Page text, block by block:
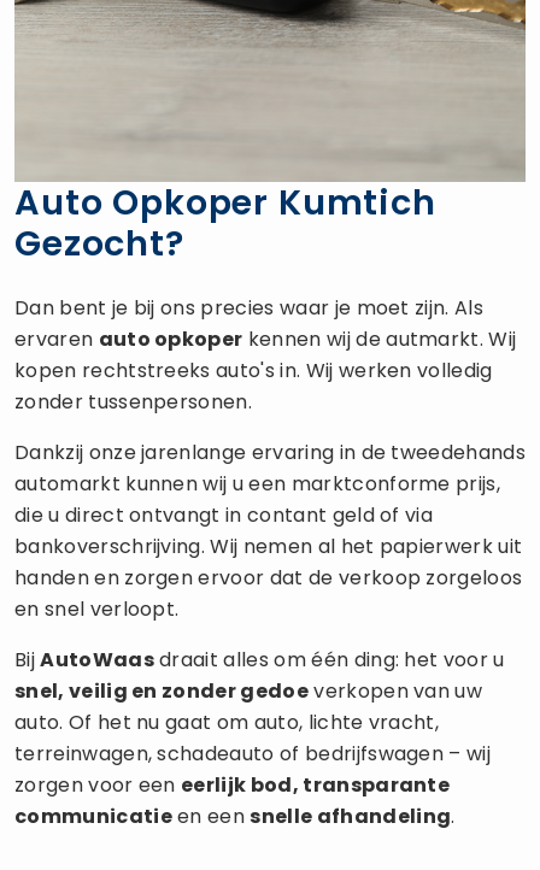
Auto Opkoper Kumtich
Gezocht?
Dan bent je bij ons precies waar je moet zijn. Als
ervaren auto opkoper kennen wij de autmarkt. Wij
kopen rechtstreeks auto's in. Wij werken volledig
zonder tussenpersonen.
Dankzij onze jarenlange ervaring in de tweedehands
automarkt kunnen wij u een marktconforme prijs,
die u direct ontvangt in contant geld of via
bankoverschrijving. Wij nemen al het papierwerk uit
handen en zorgen ervoor dat de verkoop zorgeloos
en snel verloopt.
BijAutoWaasdraait alles om één ding: het voor u
snel, veilig en zonder gedoeverkopen van uw
auto. Of het nu gaat om auto, lichte vracht,
terreinwagen, schadeauto of bedrijfswagen – wij
zorgen voor een eerlijk bod, transparante
communicatieen eensnelle afhandeling.